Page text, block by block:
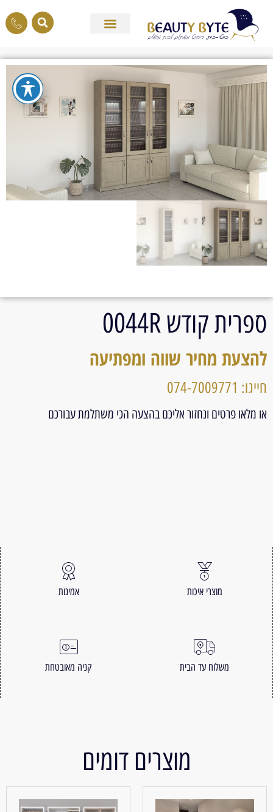
ספרית קודש 0044R
להצעת מחיר שווה ומפתיעה
חייגו: 074-7009771
או מלאו פרטים ונחזור אליכם בהצעה הכי משתלמת עבורכם
מוצרי איכות אמינות
משלוח עד הבית קניה מאובטחת
מוצרים דומים